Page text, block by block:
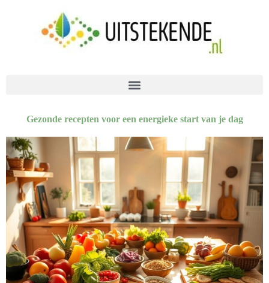
Gezonde recepten voor een energieke start van je dag